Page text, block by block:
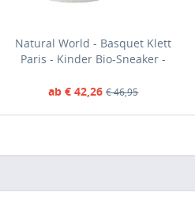
Natural World - Basquet Klett
Paris - Kinder Bio-Sneaker -
ab € 42,26 € 46,95